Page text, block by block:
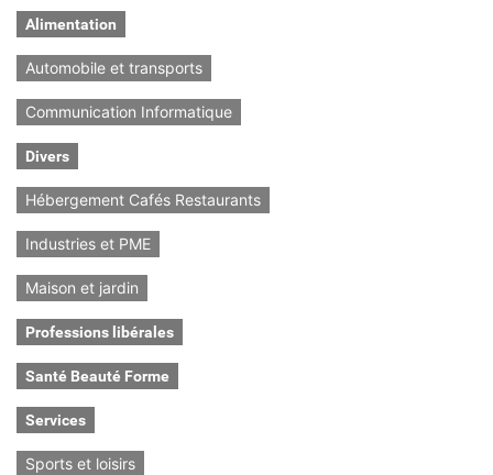
Alimentation
Automobile et transports
Communication Informatique
Divers
Hébergement Cafés Restaurants
Industries et PME
Maison et jardin
Professions libérales
Santé Beauté Forme
Services
Sports et loisirs